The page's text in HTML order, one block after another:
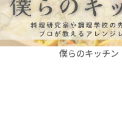
僕らのキッチン